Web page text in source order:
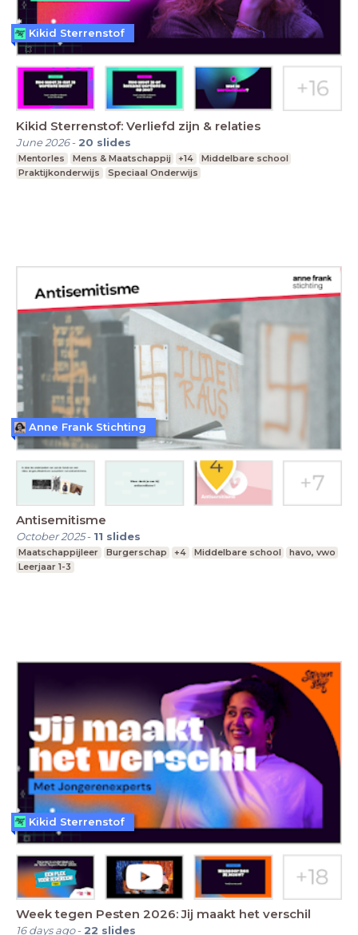
Kikid Sterrenstof: Verliefd zijn & relaties
June 2026- 20 slides
Mentorles Mens & Maatschappij +14
Middelbare school
Praktijkonderwijs
Speciaal Onderwijs
Kikid Sterrenstof
Antisemitisme
October 2025- 11 slides
Maatschappijleer Burgerschap +4 Middelbare school
havo, vwo
Leerjaar 1-3
Anne Frank Stichting
Week tegen Pesten 2026: Jij maakt het verschil
16 days ago- 22 slides
Kikid Sterrenstof